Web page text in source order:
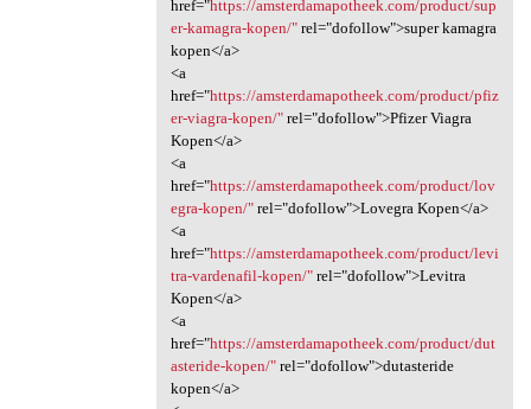
href="https://amsterdamapotheek.com/product/sup
er-kamagra-kopen/"rel="dofollow">super kamagra
kopen</a>
<a
href="https://amsterdamapotheek.com/product/pfiz
er-viagra-kopen/"rel="dofollow">Pfizer Viagra
Kopen</a>
<a
href="https://amsterdamapotheek.com/product/lov
egra-kopen/"rel="dofollow">Lovegra Kopen</a>
<a
href="https://amsterdamapotheek.com/product/levi
tra-vardenafil-kopen/"rel="dofollow">Levitra
Kopen</a>
<a
href="https://amsterdamapotheek.com/product/dut
asteride-kopen/"rel="dofollow">dutasteride
kopen</a>